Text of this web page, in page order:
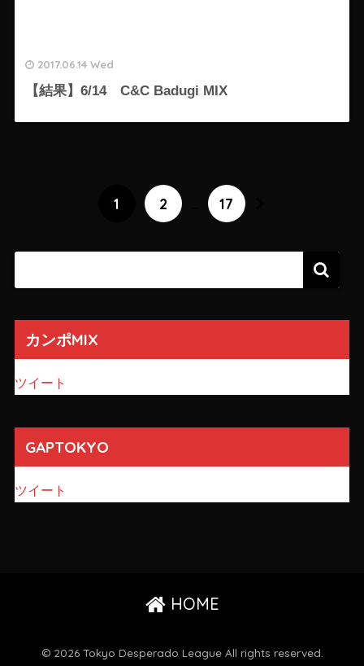
2017.06.14 Wed
【結果】6/14 C&C Badugi MIX
1 2 17
カンポMIX
ツイート
GAPTOKYO
ツイート
HOME
© 2026 Tokyo Desperado League All rights reserved.